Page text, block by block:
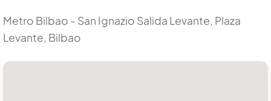
Metro Bilbao - San Ignazio Salida Levante, Plaza
Levante, Bilbao